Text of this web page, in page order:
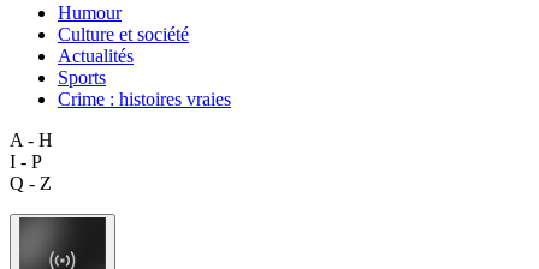
Humour
Culture et société
Actualités
Sports
Crime : histoires vraies
A - H
I - P
Q - Z